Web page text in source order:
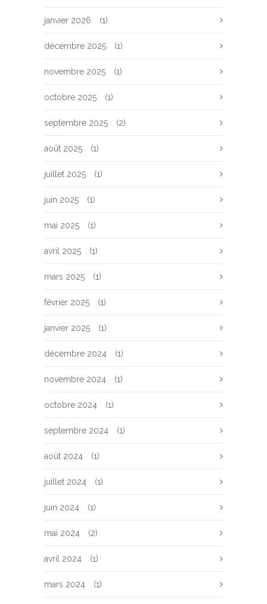
janvier 2026 (1)
décembre 2025 (1)
novembre 2025 (1)
octobre 2025 (1)
septembre 2025 (2)
août 2025 (1)
juillet 2025 (1)
juin 2025 (1)
mai 2025 (1)
avril 2025 (1)
mars 2025 (1)
février 2025 (1)
janvier 2025 (1)
décembre 2024 (1)
novembre 2024 (1)
octobre 2024 (1)
septembre 2024 (1)
août 2024 (1)
juillet 2024 (1)
juin 2024 (1)
mai 2024 (2)
avril 2024 (1)
mars 2024 (1)